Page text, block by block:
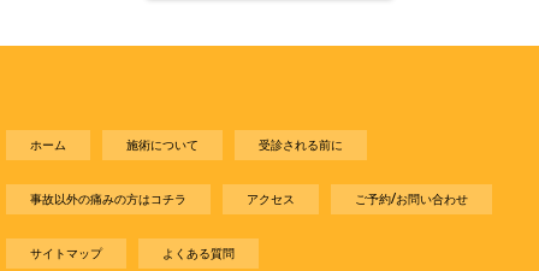
ホーム 施術について 受診される前に
事故以外の痛みの方はコチラ アクセス ご予約/お問い合わせ
サイトマップ よくある質問